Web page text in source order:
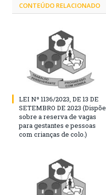
CONTEÚDO RELACIONADO
LEI Nº 1136/2023, DE 13 DE
SETEMBRO DE 2023 (Dispõe
sobre a reserva de vagas
para gestantes e pessoas
com crianças de colo.)